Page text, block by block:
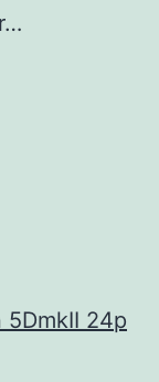
5DmkII 24p